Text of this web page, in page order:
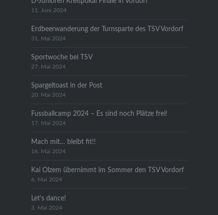
11. Juni 2024
Erdbeerwanderung der Turnsparte des TSV Vordorf
31. Mai 2024
Sportwoche bei TSV
27. Mai 2024
Spargeltoast in der Post
20. Mai 2024
Fussballcamp 2024 – Es sind noch Plätze frei!
17. Mai 2024
Mach mit… bleibt fit!!
16. Mai 2024
Kai Olzem übernimmt im Sommer den TSV Vordorf
6. Mai 2024
Let’s dance!
3. Mai 2024